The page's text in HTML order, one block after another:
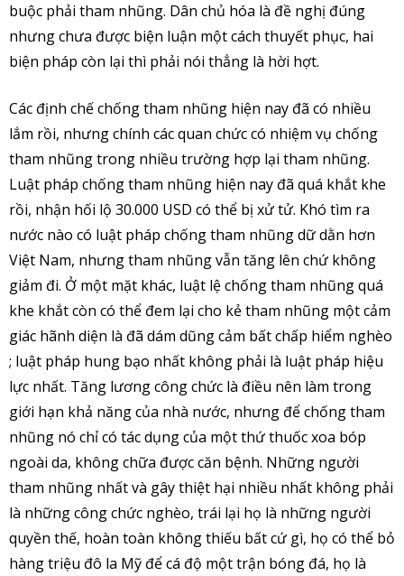
buộc phải tham nhũng. Dân chủ hóa là đề nghị đúng
nhưng chưa được biện luận một cách thuyết phục, hai
biện pháp còn lại thì phải nói thẳng là hời hợt.
Các định chế chống tham nhũng hiện nay đã có nhiều
lắm rồi, nhưng chính các quan chức có nhiệm vụ chống
tham nhũng trong nhiều trường hợp lại tham nhũng.
Luật pháp chống tham nhũng hiện nay đã quá khắt khe
rồi, nhận hối lộ 30.000 USD có thể bị xử tử. Khó tìm ra
nước nào có luật pháp chống tham nhũng dữ dằn hơn
Việt Nam, nhưng tham nhũng vẫn tăng lên chứ không
giảm đi. Ở một mặt khác, luật lệ chống tham nhũng quá
khe khắt còn có thể đem lại cho kẻ tham nhũng một cảm
giác hãnh diện là đã dám dũng cảm bất chấp hiểm nghèo
; luật pháp hung bạo nhất không phải là luật pháp hiệu
lực nhất. Tăng lương công chức là điều nên làm trong
giới hạn khả năng của nhà nước, nhưng để chống tham
nhũng nó chỉ có tác dụng của một thứ thuốc xoa bóp
ngoài da, không chữa được căn bệnh. Những người
tham nhũng nhất và gây thiệt hại nhiều nhất không phải
là những công chức nghèo, trái lại họ là những người
quyền thế, hoàn toàn không thiếu bất cứ gì, họ có thể bỏ
hàng triệu đô la Mỹ để cá độ một trận bóng đá, họ là